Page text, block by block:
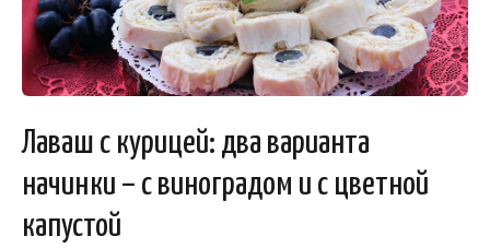
Лаваш с курицей: два варианта
начинки – с виноградом и с цветной
капустой